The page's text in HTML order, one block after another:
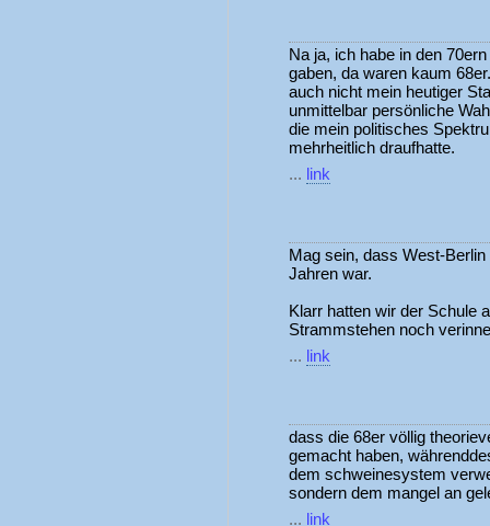
Na ja, ich habe in den
gaben, da waren kaum
auch nicht mein heutiger
unmittelbar persönliche
die mein politisches
mehrheitlich draufhatte.
... link
Mag sein, dass West-
Jahren war.
Klarr hatten wir der Schule
Strammstehen noch
... link
dass die 68er völlig
gemacht haben,
dem schweinesystem
sondern dem mangel an
... link